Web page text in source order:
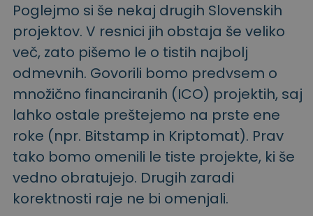
Poglejmo si še nekaj drugih Slovenskih
projektov. V resnici jih obstaja še veliko
več, zato pišemo le o tistih najbolj
odmevnih. Govorili bomo predvsem o
množično financiranih (ICO) projektih, saj
lahko ostale preštejemo na prste ene
roke (npr. Bitstamp in Kriptomat). Prav
tako bomo omenili le tiste projekte, ki še
vedno obratujejo. Drugih zaradi
korektnosti raje ne bi omenjali.